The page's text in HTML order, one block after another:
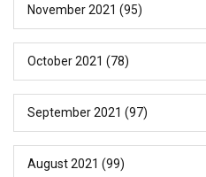
November 2021 (95)
October 2021 (78)
September 2021 (97)
August 2021 (99)